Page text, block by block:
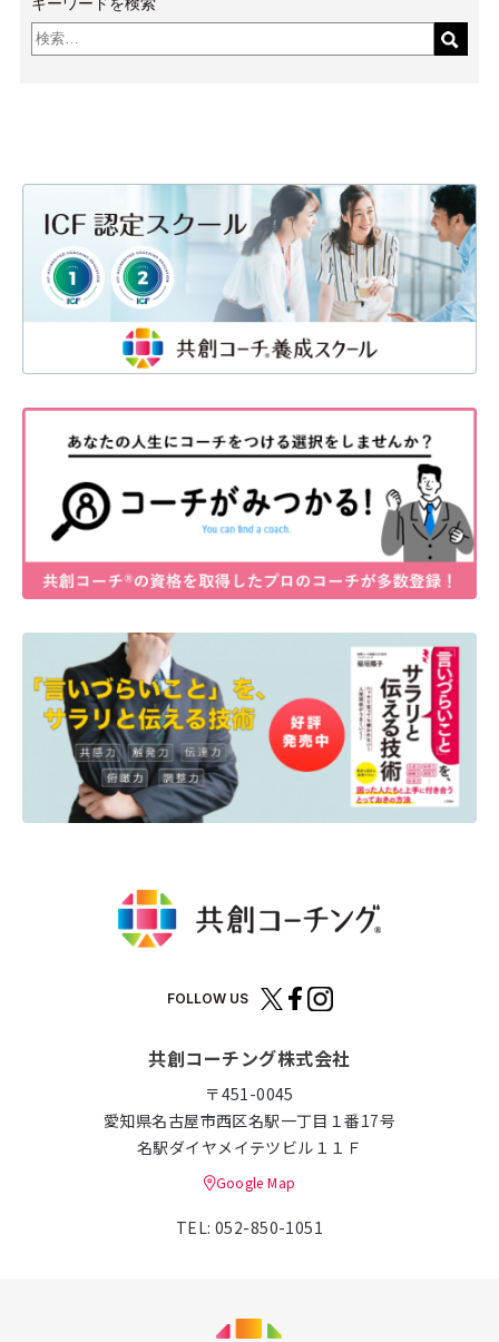
FOLLOW US
共創コーチング株式会社
〒451-0045
愛知県名古屋市西区名駅一丁目１番17号
名駅ダイヤメイテツビル１１Ｆ
Google Map
TEL: 052-850-1051